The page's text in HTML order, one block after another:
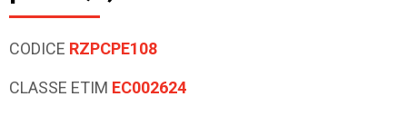
CODICE RZPCPE108
CLASSE ETIM EC002624